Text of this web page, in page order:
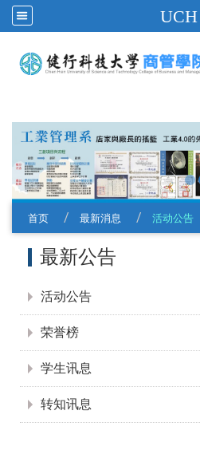
UCH
首页 最新消息 活动公告
最新公告
活动公告
荣誉榜
学生讯息
转知讯息